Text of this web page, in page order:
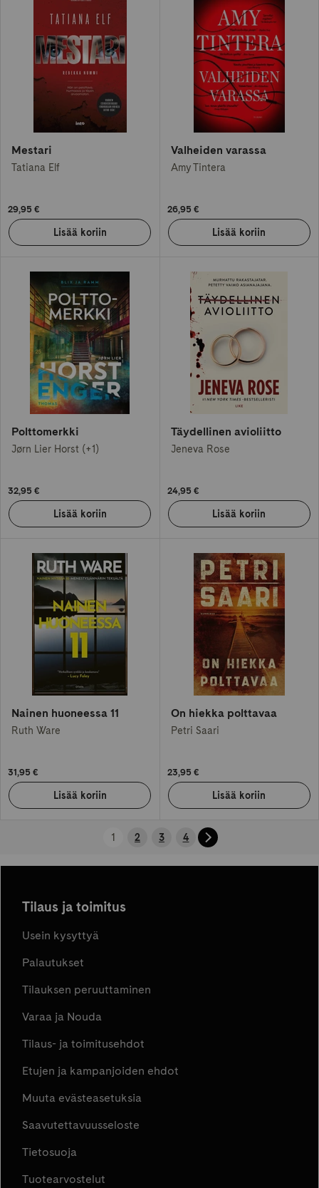
Mestari
Tatiana Elf
29,95 €
Valheiden varassa
Amy Tintera
26,95 €
Polttomerkki
Jørn Lier Horst (+1)
32,95 €
Täydellinen avioliitto
Jeneva Rose
24,95 €
Nainen huoneessa 11
Ruth Ware
31,95 €
On hiekka polttavaa
Petri Saari
23,95 €
1 2 3 4
Tilaus ja toimitus
Usein kysyttyä
Palautukset
Tilauksen peruuttaminen
Varaa ja Nouda
Tilaus- ja toimitusehdot
Etujen ja kampanjoiden ehdot
Muuta evästeasetuksia
Saavutettavuusseloste
Tietosuoja
Tuotearvostelut